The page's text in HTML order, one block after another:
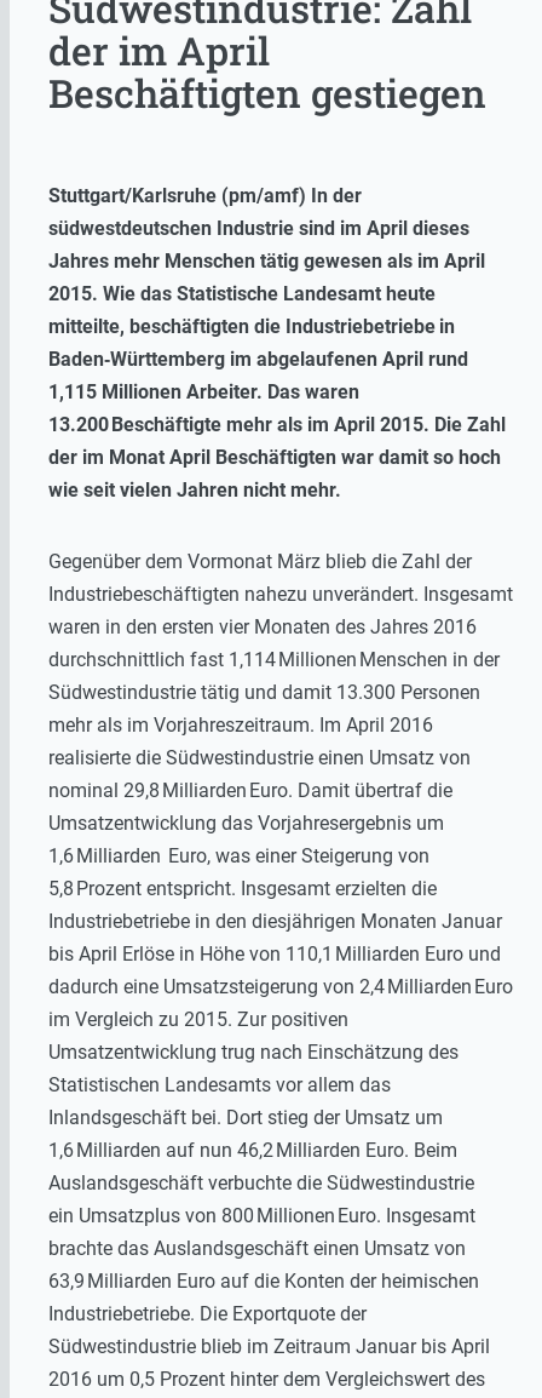
der im April
Beschäftigten gestiegen
Stuttgart/Karlsruhe (pm/amf) In der
südwestdeutschen Industrie sind im April dieses
Jahres mehr Menschen tätig gewesen als im April
2015. Wie das Statistische Landesamt heute
mitteilte, beschäftigten die Industriebetriebe in
Baden‑Württemberg im abgelaufenen April rund
1,115 Millionen Arbeiter. Das waren
13.200 Beschäftigte mehr als im April 2015. Die Zahl
der im Monat April Beschäftigten war damit so hoch
wie seit vielen Jahren nicht mehr.
Gegenüber dem Vormonat März blieb die Zahl der
Industriebeschäftigten nahezu unverändert. Insgesamt
waren in den ersten vier Monaten des Jahres 2016
durchschnittlich fast 1,114 Millionen Menschen in der
Südwestindustrie tätig und damit 13.300 Personen
mehr als im Vorjahreszeitraum. Im April 2016
realisierte die Südwestindustrie einen Umsatz von
nominal 29,8 Milliarden Euro. Damit übertraf die
Umsatzentwicklung das Vorjahresergebnis um
1,6 Milliarden Euro, was einer Steigerung von
5,8 Prozent entspricht. Insgesamt erzielten die
Industriebetriebe in den diesjährigen Monaten Januar
bis April Erlöse in Höhe von 110,1 Milliarden Euro und
dadurch eine Umsatzsteigerung von 2,4 Milliarden Euro
im Vergleich zu 2015. Zur positiven
Umsatzentwicklung trug nach Einschätzung des
Statistischen Landesamts vor allem das
Inlandsgeschäft bei. Dort stieg der Umsatz um
1,6 Milliarden auf nun 46,2 Milliarden Euro. Beim
Auslandsgeschäft verbuchte die Südwestindustrie
ein Umsatzplus von 800 Millionen Euro. Insgesamt
brachte das Auslandsgeschäft einen Umsatz von
63,9 Milliarden Euro auf die Konten der heimischen
Industriebetriebe. Die Exportquote der
Südwestindustrie blieb im Zeitraum Januar bis April
2016 um 0,5 Prozent hinter dem Vergleichswert des